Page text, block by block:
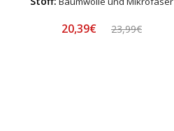
20,39€ 23,99€